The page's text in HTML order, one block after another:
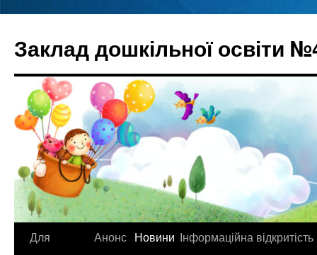
вмісту
Заклад дошкільної освіти
Для
Анонс Новини Інформаційна відкритість